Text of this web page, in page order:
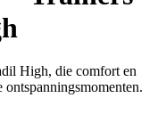
High, die comfort en